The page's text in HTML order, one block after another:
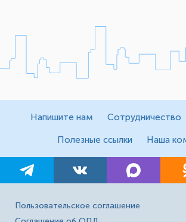
Напишите нам Сотрудничество
Полезные ссылки Наша
Пользовательское соглашение